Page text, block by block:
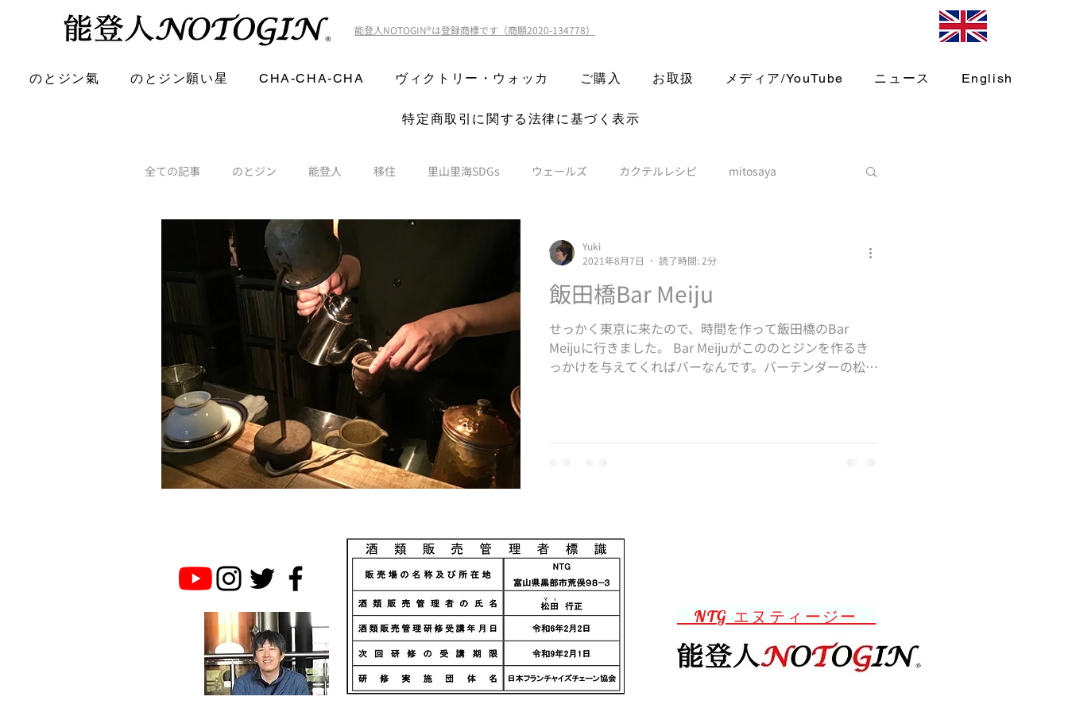
能登人NOTOGIN®️は登録商標です（商願2020-134778）
のとジン氣 のとジン願い星 CHA-CHA-CHA ヴィクトリー・ウォッカ ご購入 お取扱 メディア/YouTube ニュース English
特定商取引に関する法律に基づく表示
全ての記事 のとジン 能登人 移住 里山里海SDGs ウェールズ カクテルレシピ mitosaya
飯田橋Bar Meiju
せっかく東京に来たので、時間を作って飯田橋のBar
Meijuに行きました。 Bar Meijuがこののとジンを作るき
っかけを与えてくればバーなんです。バーテンダーの松本
Yuki
2021年8月7日
読了時間: 2分
NTG エヌティージー